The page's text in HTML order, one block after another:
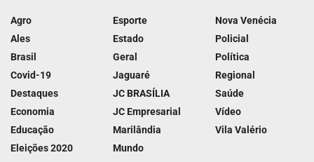
Agro
Ales
Brasil
Covid-19
Destaques
Economia
Educação
Eleições 2020
Esporte
Estado
Geral
Jaguaré
JC BRASÍLIA
JC Empresarial
Marilândia
Mundo
Nova Venécia
Policial
Política
Regional
Saúde
Vídeo
Vila Valério